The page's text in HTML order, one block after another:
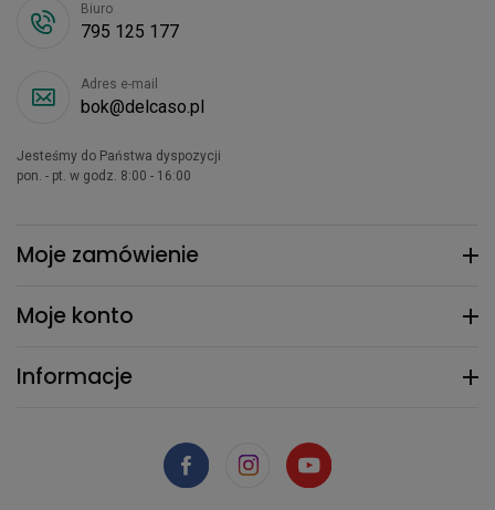
Moje zamówienie
Moje konto
Informacje
Biuro
795 125 177
Adres e-mail
bok@delcaso.pl
Jesteśmy do Państwa dyspozycji
pon. - pt. w godz. 8:00 - 16:00